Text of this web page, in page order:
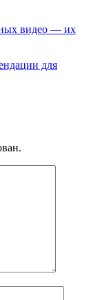
видео — их
для